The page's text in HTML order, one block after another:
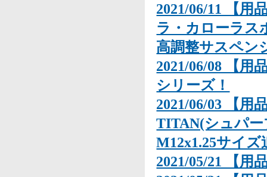
2021/06/11 【用
ラ・カローラス
高調整サスペン
2021/06/08 【用
シリーズ！
2021/06/03 【用
TITAN(シュパ
M12x1.25サイズ
2021/05/21 【用